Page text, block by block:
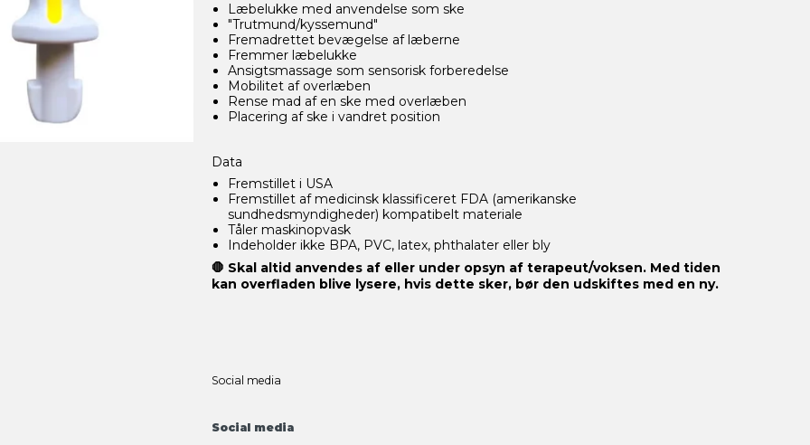
Læbelukke med anvendelse som ske
"Trutmund/kyssemund"
Fremadrettet bevægelse af læberne
Fremmer læbelukke
Ansigtsmassage som sensorisk forberedelse
Mobilitet af overlæben
Rense mad af en ske med overlæben
Placering af ske i vandret position
Data
Fremstillet i USA
Fremstillet af medicinsk klassificeret FDA (amerikanske
sundhedsmyndigheder) kompatibelt materiale
Tåler maskinopvask
Indeholder ikke BPA, PVC, latex, phthalater eller bly
🛑 Skal altid anvendes af eller under opsyn af terapeut/voksen. Med tiden
kan overfladen blive lysere, hvis dette sker, bør den udskiftes med en ny.
Social media
Social media